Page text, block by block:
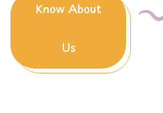
Know About
Us